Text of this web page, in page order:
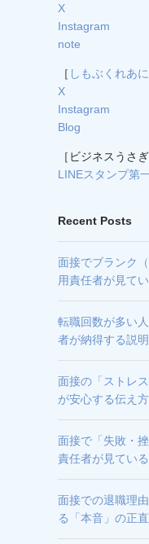
X
Instagram
note
［ しもぶくれあ
X
Instagram
Blog
［ビジネスうさ
LINEスタンプ第
Recent Posts
面接でブランク
用責任者が見て
転職回数が多い
者が納得する説
面接の「ストレ
が安心する伝え
面接で「失敗・
責任者が見てい
面接での退職理
る「本音」の正